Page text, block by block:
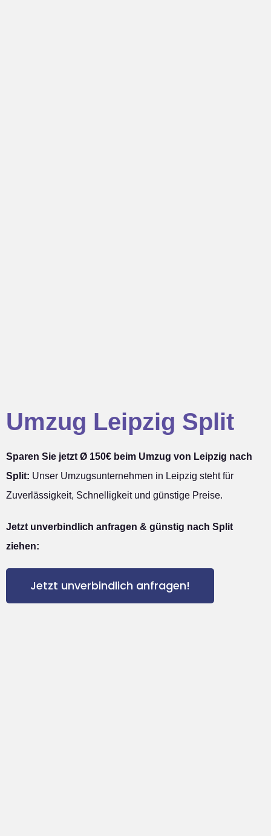
Umzug Leipzig Split
Sparen Sie jetzt Ø 150€ beim Umzug von Leipzig nach
Split: Unser Umzugsunternehmen in Leipzig steht für
Zuverlässigkeit, Schnelligkeit und günstige Preise.
Jetzt unverbindlich anfragen & günstig nach Split
ziehen:
Jetzt unverbindlich anfragen!